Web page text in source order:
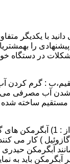
با یکدیگر
را
در دستگاه
: گرم کردن
شدن آب مصرفی می
مستقیم ساخته
) کار می